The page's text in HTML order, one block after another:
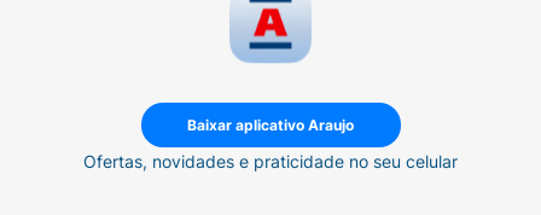
Baixar aplicativo Araujo
Ofertas, novidades e praticidade no seu celular